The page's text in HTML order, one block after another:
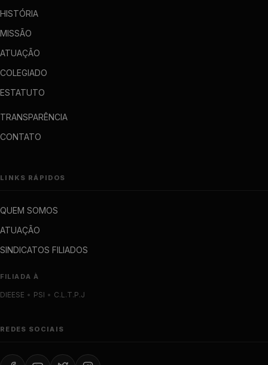
HISTÓRIA
MISSÃO
ATUAÇÃO
COLEGIADO
ESTATUTO
TRANSPARÊNCIA
CONTATO
LINKS RÁPIDOS
QUEM SOMOS
ATUAÇÃO
SINDICATOS FILIADOS
FILIADA À
DIEESE • PSI • C.L.T.P.J
REDES SOCIAIS